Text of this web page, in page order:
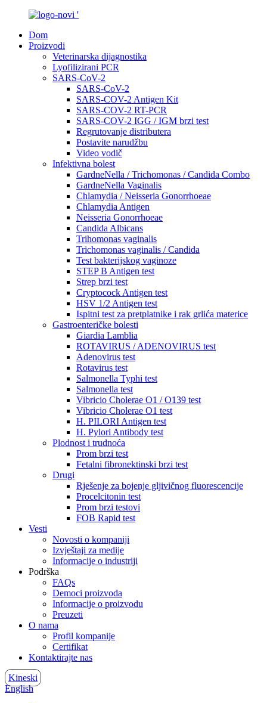
Dom
Proizvodi
Veterinarska dijagnostika
Lyofilizirani PCR
SARS-CoV-2
SARS-CoV-2
SARS-COV-2 Antigen Kit
SARS-COV-2 RT-PCR
SARS-COV-2 IGG / IGM brzi test
Regrutovanje distributera
Postavite narudžbu
Video vodič
Infektivna bolest
GardneNella / Trichomonas / Candida Combo
GardneNella Vaginalis
Chlamydia / Neisseria Gonorrhoeae
Chlamydia Antigen
Neisseria Gonorrhoeae
Candida Albicans
Trihomonas vaginalis
Trichomonas vaginalis / Candida
Test bakterijskog vaginoze
STEP B Antigen test
Strep brzi test
Cryptocock Antigen test
HSV 1/2 Antigen test
Ispitni test za pretplatnike i rak grlića materice
Gastroenteričke bolesti
Giardia Lamblia
ROTAVIRUS / ADENOVIRUS test
Adenovirus test
Rotavirus test
Salmonella Typhi test
Salmonella test
Vibricio Cholerae O1 / O139 test
Vibricio Cholerae O1 test
H. PILORI Antigen test
H. Pylori Antibody test
Plodnost i trudnoća
Prom brzi test
Fetalni fibronektinski brzi test
Drugi
Rješenje za bojenje gljivičnog fluorescencije
Procelcitonin test
Prom brzi testovi
FOB Rapid test
Vesti
Novosti o kompaniji
Izvještaji za medije
Informacije o industriji
Podrška
FAQs
Democi proizvoda
Informacije o proizvodu
Preuzeti
O nama
Profil kompanije
Certifikat
Kontaktirajte nas
Kineski
English